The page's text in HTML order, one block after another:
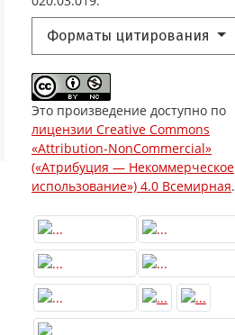
Форматы цитирования
Это произведение доступно по
лицензии Creative Commons
«Attribution-NonCommercial»
(«Атрибуция — Некоммерческое
использование») 4.0 Всемирная.